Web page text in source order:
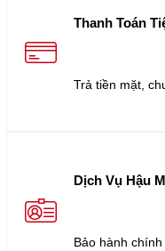
Thanh Toán
Trả tiền mặt,
Dịch Vụ Hậu
Bảo hành